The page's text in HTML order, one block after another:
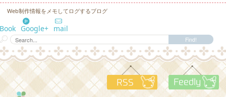
Web制作情報をメモしてログするブログ
Google+ mail
RSS